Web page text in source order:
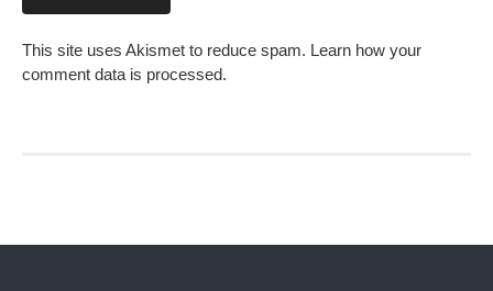
This site uses Akismet to reduce spam. Learn how your
comment data is processed.